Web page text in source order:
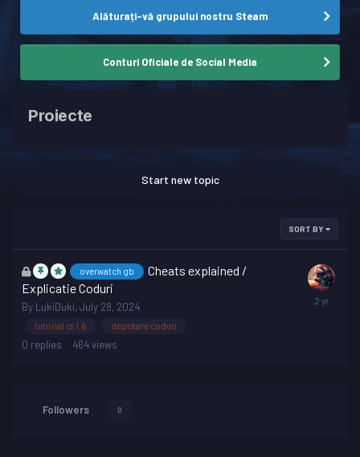
Alăturați-vă grupului nostru Steam
Conturi Oficiale de Social Media
Proiecte
Start new topic
SORT BY
This
topic
is
locked
overwatch gb
Cheats explained /
Explicatie Coduri
By LukiDuki, July 28, 2024
tutorial cs 1.6 depistare coduri
0 replies 464views
Followers 0